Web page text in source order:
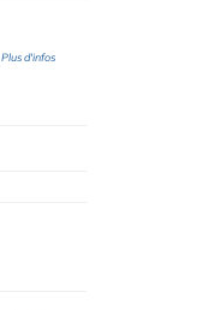
Plus d'infos